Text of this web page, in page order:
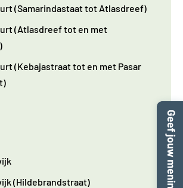
(Samarindastaat tot Atlasdreef)
(Atlasdreef tot en met
(Kebajastraat tot en met Pasar
(Hildebrandstraat)